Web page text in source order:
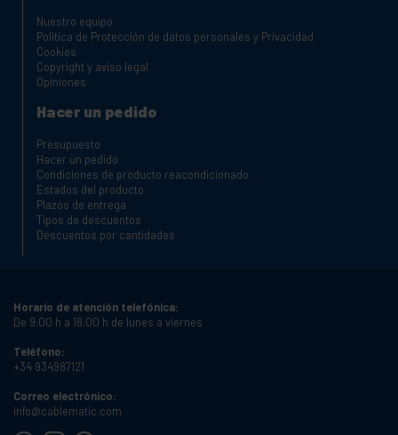
Nuestro equipo
Política de Protección de datos personales y Privacidad
Cookies
Copyright y aviso legal
Opiniones
Hacer un pedido
Presupuesto
Hacer un pedido
Condiciones de producto reacondicionado
Estados del producto
Plazos de entrega
Tipos de descuentos
Descuentos por cantidades
Horario de atención telefónica:
De 9:00 h a 18:00 h de lunes a viernes
Teléfono:
+34 934987121
Correo electrónico:
info@cablematic.com